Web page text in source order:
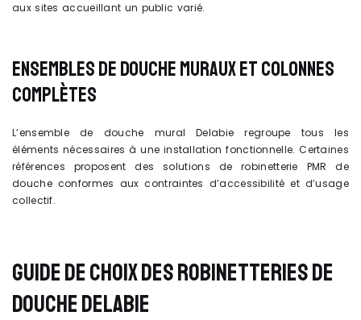
aux sites accueillant un public varié.
ENSEMBLES DE DOUCHE MURAUX ET COLONNES
COMPLÈTES
L’ensemble de douche mural Delabie regroupe tous les
éléments nécessaires à une installation fonctionnelle. Certaines
références proposent des solutions de robinetterie PMR de
douche conformes aux contraintes d’accessibilité et d’usage
collectif.
GUIDE DE CHOIX DES ROBINETTERIES DE
DOUCHE DELABIE